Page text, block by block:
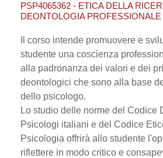
PSP4065362 - ETICA DELLA
DEONTOLOGIA PROFESSIONALE
Il corso intende promuovere e
studente una coscienza
alla padronanza dei valori e dei
deontologici che sono alla base
dello psicologo.
Lo studio delle norme del Codice
Psicologi italiani e del Codice
Psicologia offrirà allo studente
riflettere in modo critico e